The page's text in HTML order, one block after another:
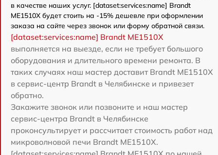
в качестве наших услуг. [dataset:services:name] Brandt
ME1510X будет стоить на -15% дешевле при оформлении
заказа на сайте через звонок или форму обратной связи.
[dataset:services:name] Brandt ME1510X
выполняется на выезде, если не требует большого
оборудования и длительного времени ремонта. В
таких случаях наш мастер доставит Brandt ME1510X
в сервис-центр Brandt в Челябинске и привезет
обратно.
Закажите звонок или позвоните и наш мастер
сервис-центра Brandt в Челябинске
проконсультирует и рассчитает стоимость работ над
микроволновой печи Brandt ME1510X.